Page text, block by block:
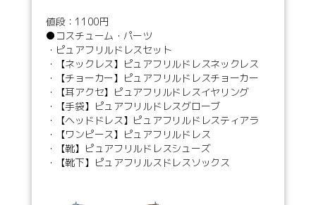
値段：1100円
●コスチューム・パーツ
・ピュアフリルドレスセット
・【ネックレス】ピュアフリルドレスネックレス
・【チョーカー】ピュアフリルドレスチョーカー
・【耳アクセ】ピュアフリルドレスイヤリング
・【手袋】ピュアフリルドレスグローブ
・【ヘッドドレス】ピュアフリルドレスティアラ
・【ワンピース】ピュアフリルドレス
・【靴】ピュアフリルドレスシューズ
・【靴下】ピュアフリルスドレスソックス